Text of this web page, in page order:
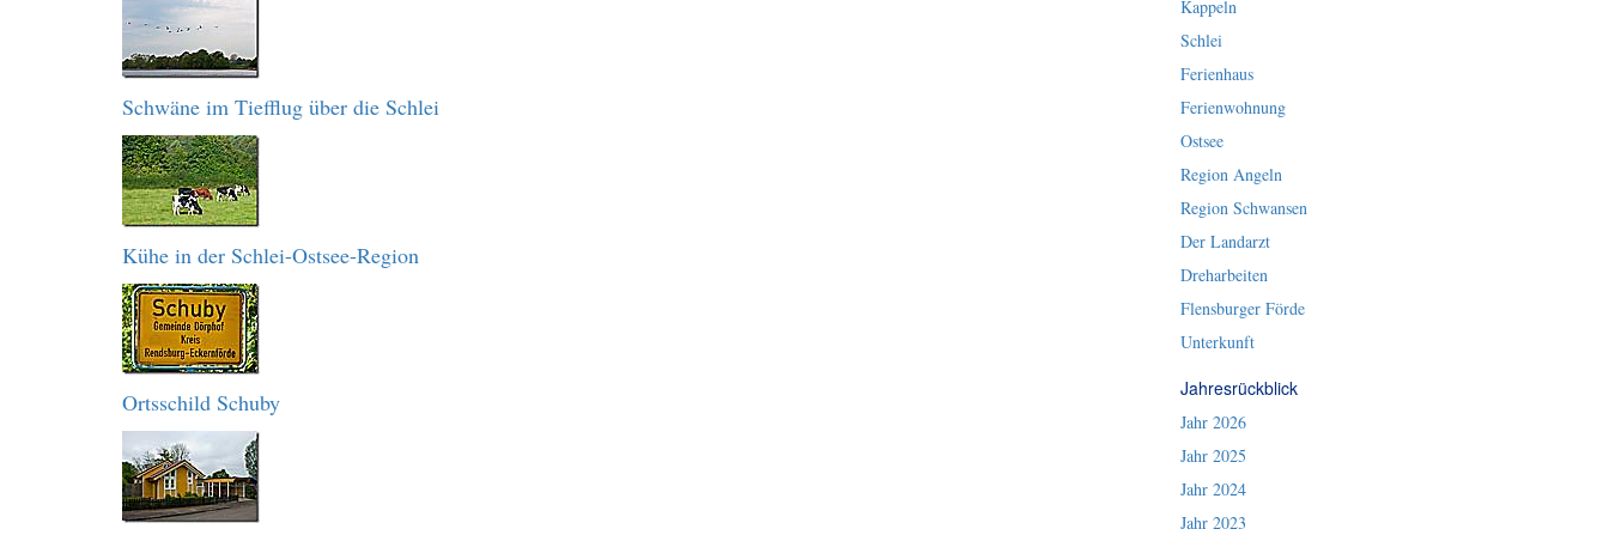
Schwäne im Tiefflug über die Schlei
Kühe in der Schlei-Ostsee-Region
Ortsschild Schuby
Kappeln
Schlei
Ferienhaus
Ferienwohnung
Ostsee
Region Angeln
Region Schwansen
Der Landarzt
Dreharbeiten
Flensburger Förde
Unterkunft
Jahresrückblick
Jahr 2026
Jahr 2025
Jahr 2024
Jahr 2023